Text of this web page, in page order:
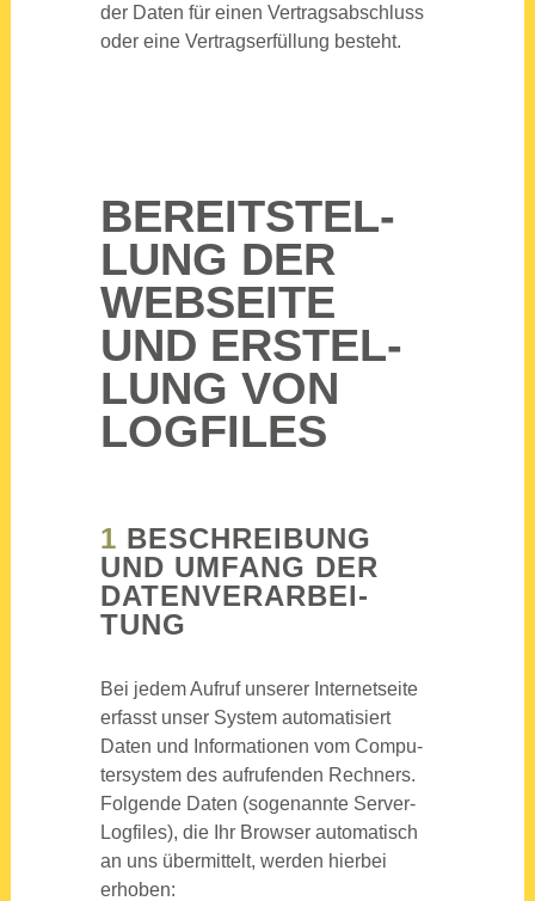
der Daten für einen Ver­trags­ab­schluss
oder eine Ver­trags­er­fül­lung besteht.
BEREIT­STEL­
LUNG DER
WEB­SEI­TE
UND ERSTEL­
LUNG VON
LOG­FILES
1 BESCHREI­BUNG
UND UMFANG DER
DATEN­VER­AR­BEI­
TUNG
Bei jedem Auf­ruf unse­rer Inter­net­sei­te
erfasst unser Sys­tem auto­ma­ti­siert
Daten und Infor­ma­tio­nen vom Com­pu­
ter­sys­tem des auf­ru­fen­den Rech­ners.
Fol­gen­de Daten (soge­nann­te Ser­ver-
Log­files), die Ihr Brow­ser auto­ma­tisch
an uns über­mit­telt, wer­den hier­bei
erho­ben: